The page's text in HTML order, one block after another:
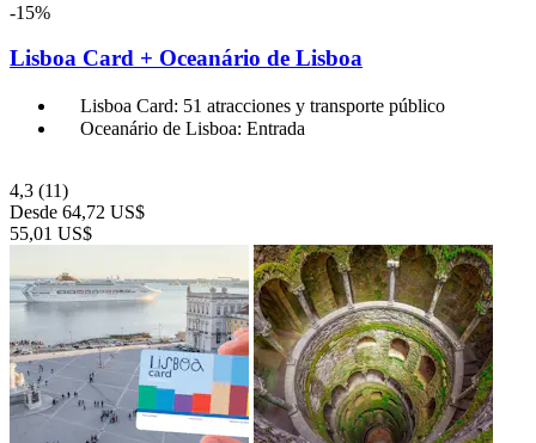
-15%
Lisboa Card + Oceanário de Lisboa
Lisboa Card: 51 atracciones y transporte público
Oceanário de Lisboa: Entrada
4,3 (11)
Desde 64,72 US$
55,01 US$